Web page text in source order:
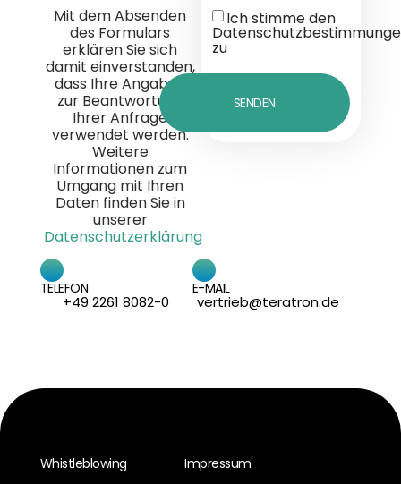
Mit dem Absenden
des Formulars
erklären Sie sich
damit einverstanden,
dass Ihre Angaben
zur Beantwortung
Ihrer Anfrage
verwendet werden.
Weitere
Informationen zum
Umgang mit Ihren
Daten finden Sie in
unserer
Datenschutzerklärung
TELEFON
+49 2261 8082-0
E-MAIL
vertrieb@teratron.de
Ich stimme den
zu
SENDEN
Whistleblowing
Impressum